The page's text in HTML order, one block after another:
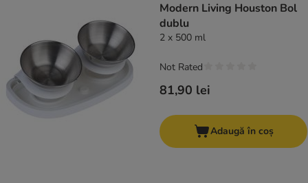
Modern Living Houston Bol
dublu
2 x 500 ml
81,90 lei
Not Rated
Adaugă în coș